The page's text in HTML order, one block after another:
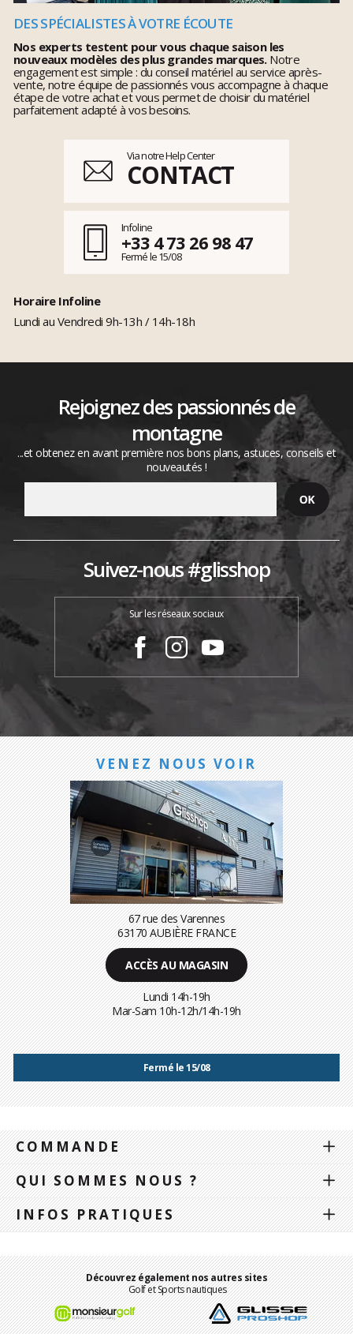
DES SPÉCIALISTES À VOTRE ÉCOUTE
Nos experts testent pour vous chaque saison les
nouveaux modèles des plus grandes marques.Notre
engagement est simple : du conseil matériel au service après-
vente, notre équipe de passionnés vous accompagne à chaque
étape de votre achat et vous permet de choisir du matériel
parfaitement adapté à vos besoins.
Via notre Help Center
CONTACT
Infoline
+33 4 73 26 98 47
Fermé le 15/08
Horaire Infoline
Lundi au Vendredi 9h-13h / 14h-18h
Rejoignez des passionnés de
montagne
...et obtenez en avant première nos bons plans, astuces, conseils et
nouveautés !
Suivez-nous #glisshop
Sur les réseaux sociaux
VENEZ NOUS VOIR
67 rue des Varennes
63170 AUBIÈRE FRANCE
ACCÈS AU MAGASIN
Lundi 14h-19h
Mar-Sam 10h-12h/14h-19h
Fermé le 15/08
COMMANDE
QUI SOMMES NOUS ?
INFOS PRATIQUES
Découvrez également nos autres sites
Golf et Sports nautiques